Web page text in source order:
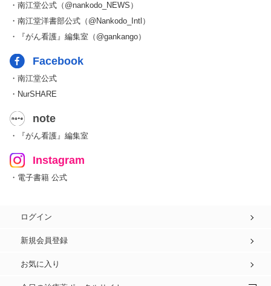
・南江堂公式（@nankodo_NEWS）
・南江堂洋書部公式（@Nankodo_Intl）
・『がん看護』編集室（@gankango）
Facebook
・南江堂公式
・NurSHARE
note
・『がん看護』編集室
Instagram
・電子書籍 公式
ログイン
新規会員登録
お気に入り